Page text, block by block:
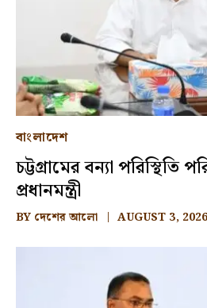
বাংলাদেশ
চট্টগ্রামের বন্যা পরিস্থিতি
প্রধানমন্ত্রী
BY দেশের আলো AUGUST 3, 2026